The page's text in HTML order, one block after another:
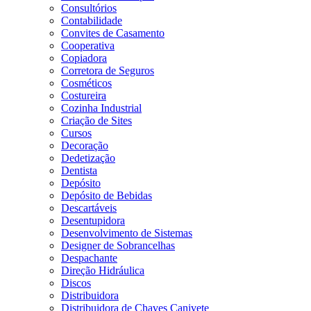
Consultórios
Contabilidade
Convites de Casamento
Cooperativa
Copiadora
Corretora de Seguros
Cosméticos
Costureira
Cozinha Industrial
Criação de Sites
Cursos
Decoração
Dedetização
Dentista
Depósito
Depósito de Bebidas
Descartáveis
Desentupidora
Desenvolvimento de Sistemas
Designer de Sobrancelhas
Despachante
Direção Hidráulica
Discos
Distribuidora
Distribuidora de Chaves Canivete